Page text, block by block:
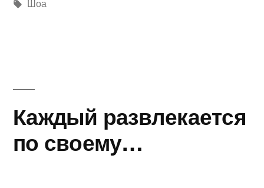
Шоа
Каждый развлекается
по своему…